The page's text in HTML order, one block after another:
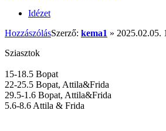
Idézet
HozzászólásSzerző: kema1 » 2025.02.05.
Sziasztok
15-18.5 Bopat
22-25.5 Bopat, Attila&Frida
29.5-1.6 Bopat, Attila&Frida
5.6-8.6 Attila & Frida